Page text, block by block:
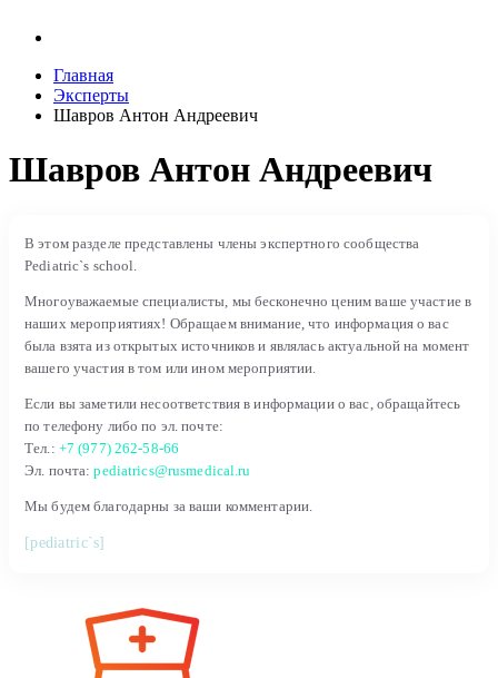
Главная
Эксперты
Шавров Антон Андреевич
Шавров Антон Андреевич
В этом разделе представлены члены экспертного сообщества
Pediatric`s school.
Многоуважаемые специалисты, мы бесконечно ценим ваше участие в
наших мероприятиях! Обращаем внимание, что информация о вас
была взята из открытых источников и являлась актуальной на момент
вашего участия в том или ином мероприятии.
Если вы заметили несоответствия в информации о вас, обращайтесь
по телефону либо по эл. почте:
Тел.: +7 (977) 262-58-66
Эл. почта:pediatrics@rusmedical.ru
Мы будем благодарны за ваши комментарии.
[pediatric`s]